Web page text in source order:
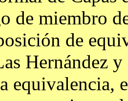
de miembro
de
Hernández
equivalencia,